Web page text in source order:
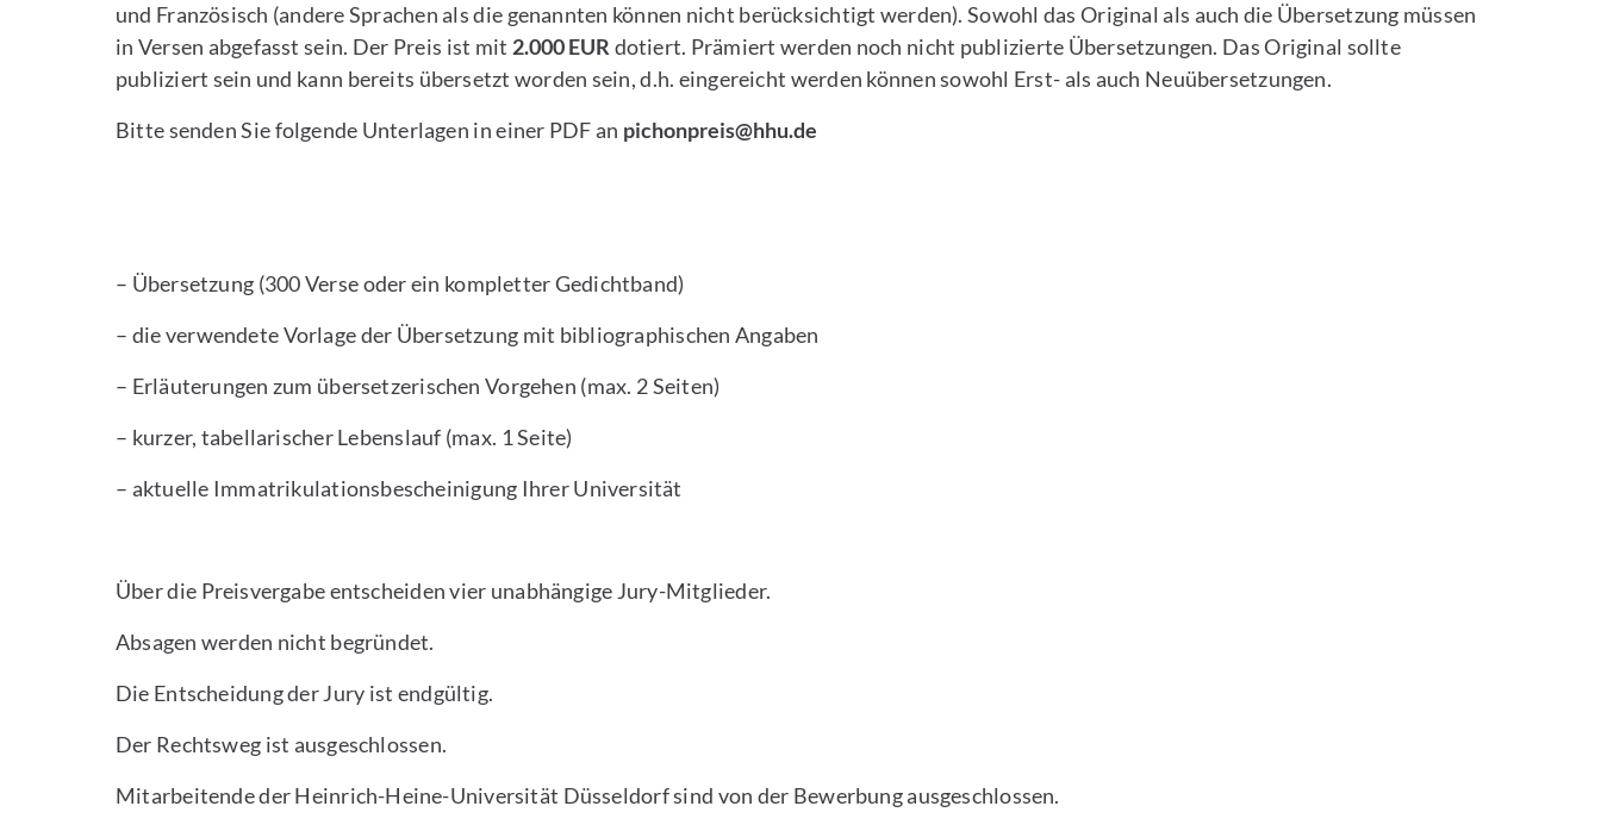
und Französisch (andere Sprachen als die genannten können nicht berücksichtigt werden). Sowohl das Original als auch die Übersetzung müssen
in Versen abgefasst sein. Der Preis ist mit 2.000 EUR dotiert. Prämiert werden noch nicht publizierte Übersetzungen. Das Original sollte
publiziert sein und kann bereits übersetzt worden sein, d.h. eingereicht werden können sowohl Erst- als auch Neuübersetzungen.
Bitte senden Sie folgende Unterlagen in einer PDF an pichonpreis@hhu.de
– Übersetzung (300 Verse oder ein kompletter Gedichtband)
– die verwendete Vorlage der Übersetzung mit bibliographischen Angaben
– Erläuterungen zum übersetzerischen Vorgehen (max. 2 Seiten)
– kurzer, tabellarischer Lebenslauf (max. 1 Seite)
– aktuelle Immatrikulationsbescheinigung Ihrer Universität
Über die Preisvergabe entscheiden vier unabhängige Jury-Mitglieder.
Absagen werden nicht begründet.
Die Entscheidung der Jury ist endgültig.
Der Rechtsweg ist ausgeschlossen.
Mitarbeitende der Heinrich-Heine-Universität Düsseldorf sind von der Bewerbung ausgeschlossen.